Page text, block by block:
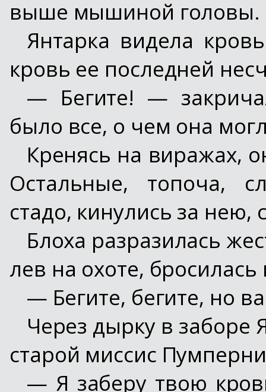
выше мышиной головы.
Янтарка видела
кровь ее последней
— Бегите! —
было все, о чем она
Кренясь на виражах,
Остальные, топоча,
стадо, кинулись за нею,
Блоха разразилась
лев на охоте,
— Бегите, бегите, но
Через дырку в заборе
старой миссис
— Я заберу твою